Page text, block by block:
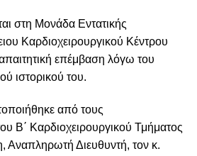
στη Μονάδα Εντατικής
Καρδιοχειρουργικού Κέντρου
επέμβαση λόγω του
ιστορικού του.
από τους
Β΄ Καρδιοχειρουργικού Τμήματος
Αναπληρωτή Διευθυντή, τον κ.